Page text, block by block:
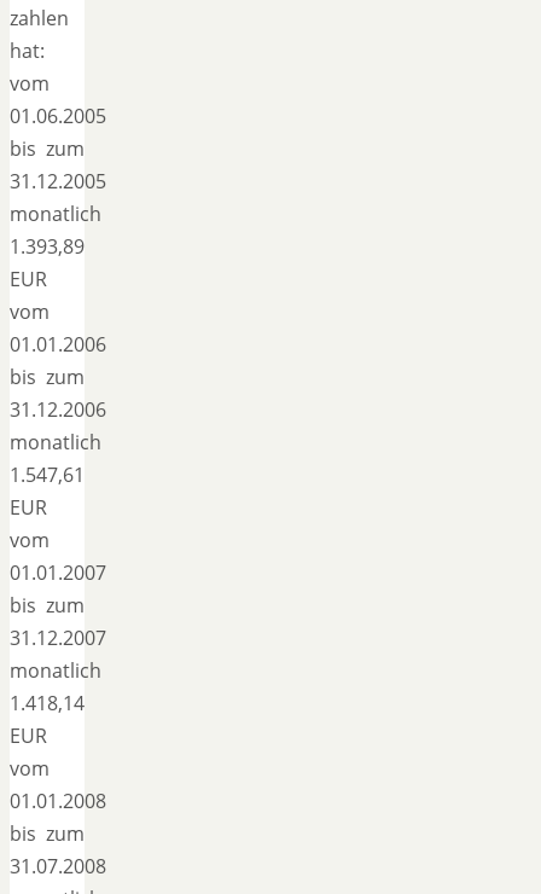
zahlen
hat:
vom
01.06.2005
bis zum
31.12.2005
monatlich
1.393,89
EUR
vom
01.01.2006
bis zum
31.12.2006
monatlich
1.547,61
EUR
vom
01.01.2007
bis zum
31.12.2007
monatlich
1.418,14
EUR
vom
01.01.2008
bis zum
31.07.2008